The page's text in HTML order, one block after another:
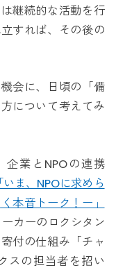
継続的な活動を行
すれば、その後の
会に、日頃の「備
について考えてみ
業とNPOの連携
ま、NPOに求めら
本音トーク！ー」
カーのロクシタン
付の仕組み「チャ
スの担当者を招い